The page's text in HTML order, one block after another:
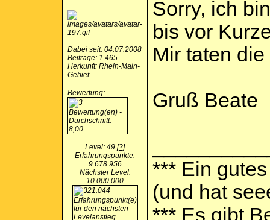
Dabei seit: 04.07.2008
Beiträge: 1.465
Herkunft: Rhein-Main-
Gebiet
Bewertung:
Level: 49 [?]
Erfahrungspunkte:
9.678.956
Nächster Level:
10.000.000
Sorry, ich
bis vor
Mir taten
Gruß Beate
*** Ein
(und hat
*** Es gibt